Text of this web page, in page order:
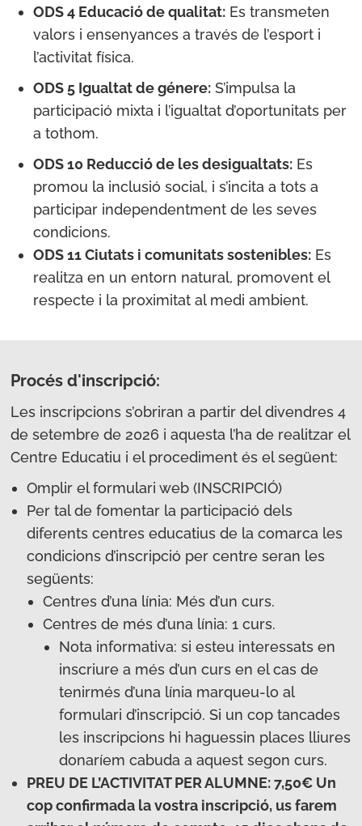
ODS 4 Educació de qualitat:Es transmeten
valors i ensenyances a través de l’esport i
l’activitat física.
ODS 5 Igualtat de génere:S’impulsa la
participació mixta i l’igualtat d’oportunitats per
a tothom.
ODS 10 Reducció de les desigualtats:Es
promou la inclusió social, i s’incita a tots a
participar independentment de les seves
condicions.
ODS 11 Ciutats i comunitats sostenibles:Es
realitza en un entorn natural, promovent el
respecte i la proximitat al medi ambient.
Procés d'inscripció:
Les inscripcions s’obriran a partir del divendres 4
de setembre de 2026 i aquesta l’ha de realitzar el
Centre Educatiu i el procediment és el següent:
Omplir el formulari web (INSCRIPCIÓ)
Per tal de fomentar la participació dels
diferents centres educatius de la comarca les
condicions d’inscripció per centre seran les
següents:
Centres d’una línia: Més d’un curs.
Centres de més d’una línia: 1 curs.
Nota informativa: si esteu interessats en
inscriure a més d’un curs en el cas de
tenirmés d’una línia marqueu-lo al
formulari d’inscripció. Si un cop tancades
les inscripcions hi haguessin places lliures
donaríem cabuda a aquest segon curs.
PREU DE L’ACTIVITAT PER ALUMNE: 7,50€ Un
cop confirmada la vostra inscripció, us farem